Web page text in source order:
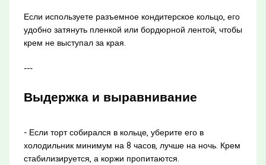
Если используете разъемное кондитерское кольцо, его
удобно затянуть пленкой или бордюрной лентой, чтобы
крем не выступал за края.
---
Выдержка и выравнивание
- Если торт собирался в кольце, уберите его в
холодильник минимум на 8 часов, лучше на ночь. Крем
стабилизируется, а коржи пропитаются.